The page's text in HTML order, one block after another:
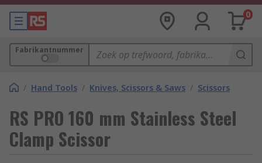
0
Fabrikantnummer
/ Hand Tools / Knives, Scissors & Saws / Scissors
RS PRO 160 mm Stainless Steel
Clamp Scissor